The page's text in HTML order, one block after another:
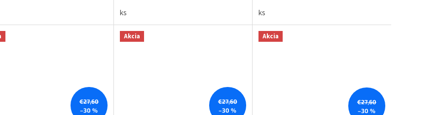
ks ks
€27,60
–30 %
Akcia
€27,60
–30 %
Akcia
€27,60
–30 %